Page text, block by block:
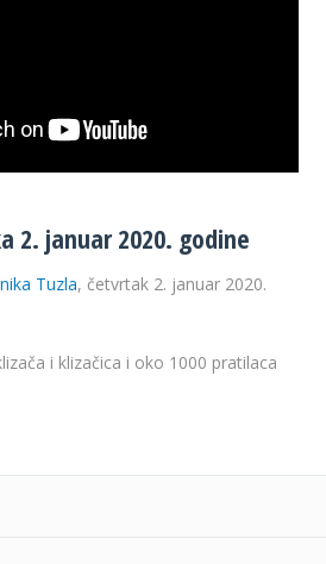
2. januar 2020. godine
Tuzla, četvrtak 2. januar 2020.
i klizačica i oko 1000 pratilaca